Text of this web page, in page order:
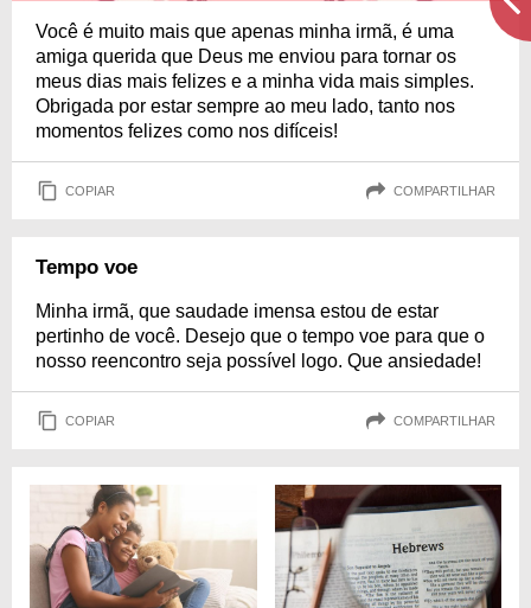
Você é muito mais que apenas minha irmã, é uma
amiga querida que Deus me enviou para tornar os
meus dias mais felizes e a minha vida mais simples.
Obrigada por estar sempre ao meu lado, tanto nos
momentos felizes como nos difíceis!
COPIAR COMPARTILHAR
Tempo voe
Minha irmã, que saudade imensa estou de estar
pertinho de você. Desejo que o tempo voe para que o
nosso reencontro seja possível logo. Que ansiedade!
COPIAR COMPARTILHAR